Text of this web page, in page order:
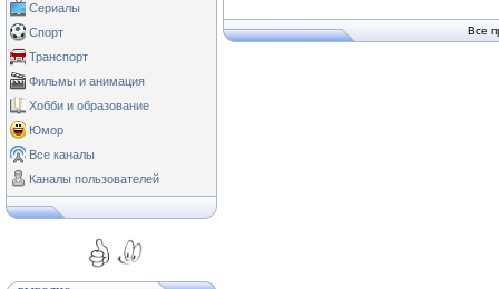
Сериалы
Спорт
Транспорт
Фильмы и анимация
Хобби и образование
Юмор
Все каналы
Каналы пользователей
Все